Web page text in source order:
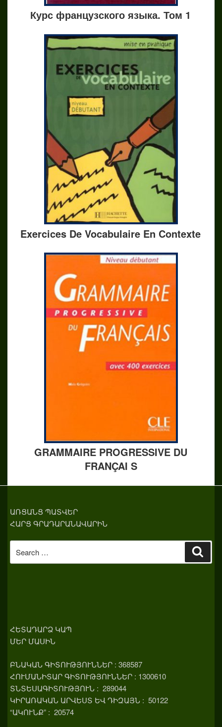
Курс французского языка. Том 1
Exercices De Vocabulaire En Contexte
GRAMMAIRE PROGRESSIVE DU
FRANÇAI S
ԱՌՑԱՆՑ ՊԱՏՎԵՐ
ՀԱՐՑ ԳՐԱԴԱՐԱՆԱՎԱՐԻՆ
for:
ՀԵՏԱԴԱՐՁ ԿԱՊ
ՄԵՐ ՄԱՍԻՆ
ԲՆԱԿԱՆ ԳԻՏՈՒԹՅՈՒՆՆԵՐ : 368587
ՀՈՒՄԱՆԻՏԱՐ ԳԻՏՈՒԹՅՈՒՆՆԵՐ : 1300610
ՏՆՏԵՍԱԳԻՏՈՒԹՅՈՒՆ : 289044
ԿԻՐԱՌԱԿԱՆ ԱՐՎԵՍՏ ԵՎ ԴԻԶԱՅՆ : 50122
“ԱԿՈՒՆՔ” : 20574